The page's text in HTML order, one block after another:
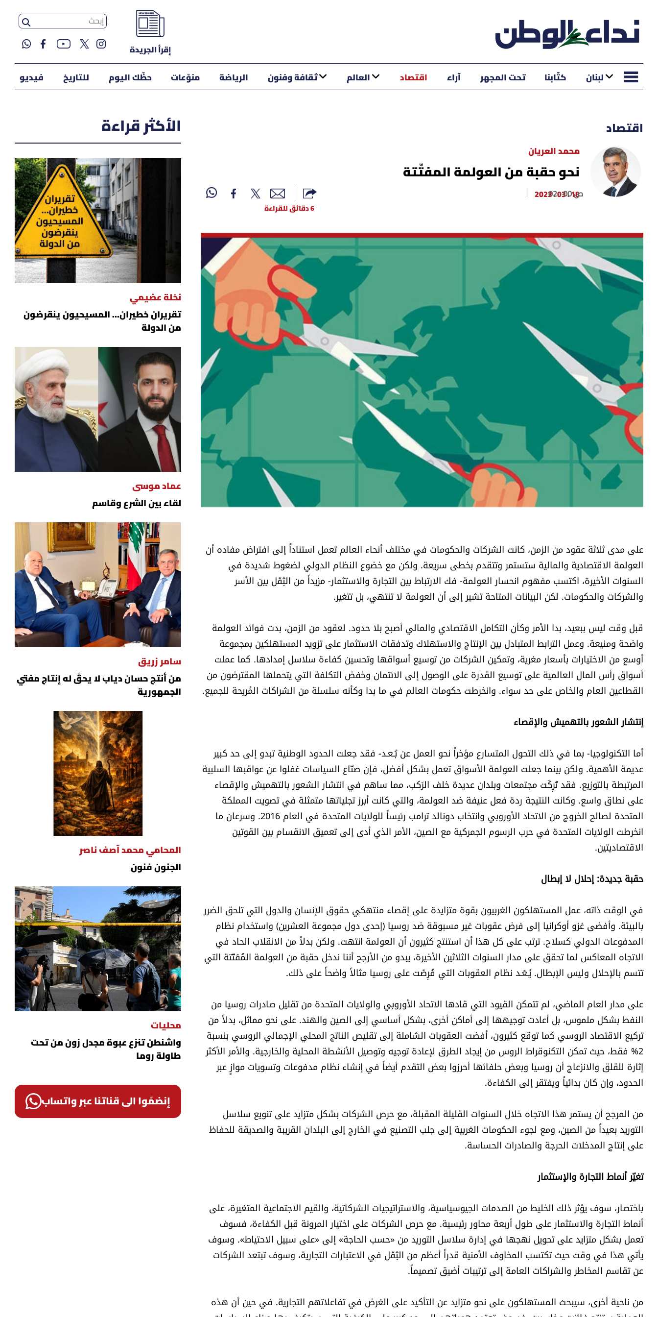
إقرأ الجريدة
لبنان كتّابنا تحت المجهر آراء اقتصاد العالم ثقافة وفنون الرياضة منوّعات حظّك اليوم للتاريخ فيديو
اقتصاد
محمد العريان
نحو حقبة من العولمة المفتّتة
18 . 03 . 2023
02 : 00 ص
6 دقائق للقراءة
على مدى ثلاثة عقود من الزمن، كانت الشركات والحكومات في مختلف أنحاء العالم تعمل استناداً إلى افتراض مفاده أن
العولمة الاقتصادية والمالية ستستمر وتتقدم بخطى سريعة. ولكن مع خضوع النظام الدولي لضغوط شديدة في
السنوات الأخيرة، اكتسب مفهوم انحسار العولمة- فك الارتباط بين التجارة والاستثمار- مزيداً من الثِقَل بين الأسر
والشركات والحكومات. لكن البيانات المتاحة تشير إلى أن العولمة لا تنتهي، بل تتغير.
قبل وقت ليس ببعيد، بدا الأمر وكأن التكامل الاقتصادي والمالي أصبح بلا حدود. لعقود من الزمن، بدت فوائد العولمة
واضحة ومنيعة. وعمل الترابط المتبادل بين الإنتاج والاستهلاك وتدفقات الاستثمار على تزويد المستهلكين بمجموعة
أوسع من الاختيارات بأسعار مغرية، وتمكين الشركات من توسيع أسواقها وتحسين كفاءة سلاسل إمدادها. كما عملت
أسواق رأس المال العالمية على توسيع القدرة على الوصول إلى الائتمان وخفض التكلفة التي يتحملها المقترضون من
القطاعين العام والخاص على حد سواء. وانخرطت حكومات العالم في ما بدا وكأنه سلسلة من الشراكات المُربِحة للجميع.
إنتشار الشعور بالتهميش والإقصاء
أما التكنولوجيا- بما في ذلك التحول المتسارع مؤخراً نحو العمل عن بُـعـد- فقد جعلت الحدود الوطنية تبدو إلى حد كبير
عديمة الأهمية. ولكن بينما جعلت العولمة الأسواق تعمل بشكل أفضل، فإن صنّاع السياسات غفلوا عن عواقبها السلبية
المرتبطة بالتوزيع. فقد تُرِكَت مجتمعات وبلدان عديدة خلف الرَكب، مما ساهم في انتشار الشعور بالتهميش والإقصاء
على نطاق واسع. وكانت النتيجة ردة فعل عنيفة ضد العولمة، والتي كانت أبرز تجلياتها متمثلة في تصويت المملكة
المتحدة لصالح الخروج من الاتحاد الأوروبي وانتخاب دونالد ترامب رئيساً للولايات المتحدة في العام 2016. وسرعان ما
انخرطت الولايات المتحدة في حرب الرسوم الجمركية مع الصين، الأمر الذي أدى إلى تعميق الانقسام بين القوتين
الاقتصاديتين.
حقبة جديدة: إحلال لا إبطال
في الوقت ذاته، عمل المستهلكون الغربيون بقوة متزايدة على إقصاء منتهكي حقوق الإنسان والدول التي تلحق الضرر
بالبيئة. وأفضى غزو أوكرانيا إلى فرض عقوبات غير مسبوقة ضد روسيا (إحدى دول مجموعة العشرين) واستخدام نظام
المدفوعات الدولي كسلاح. ترتب على كل هذا أن استنتج كثيرون أن العولمة انتهت. ولكن بدلاً من الانقلاب الحاد في
الاتجاه المعاكس لما تحقق على مدار السنوات الثلاثين الأخيرة، يبدو من الأرجح أننا ندخل حقبة من العولمة المُفَتَّتة التي
تتسم بالإحلال وليس الإبطال. يُـعَـد نظام العقوبات التي فُرِضَت على روسيا مثالاً واضحاً على ذلك.
على مدار العام الماضي، لم تتمكن القيود التي قادها الاتحاد الأوروبي والولايات المتحدة من تقليل صادرات روسيا من
النفط بشكل ملموس، بل أعادت توجيهها إلى أماكن أخرى، بشكل أساسي إلى الصين والهند. على نحو مماثل، بدلاً من
تركيع الاقتصاد الروسي كما توقع كثيرون، أفضت العقوبات الشاملة إلى تقليص الناتج المحلي الإجمالي الروسي بنسبة
2% فقط، حيث تمكن التكنوقراط الروس من إيجاد الطرق لإعادة توجيه وتوصيل الأنشطة المحلية والخارجية. والأمر الأكثر
إثارة للقلق والانزعاج أن روسيا وبعض حلفائها أحرزوا بعض التقدم أيضاً في إنشاء نظام مدفوعات وتسويات موازٍ عبر
الحدود، وإن كان بدائياً ويفتقر إلى الكفاءة.
من المرجح أن يستمر هذا الاتجاه خلال السنوات القليلة المقبلة، مع حرص الشركات بشكل متزايد على تنويع سلاسل
التوريد بعيداً من الصين، ومع لجوء الحكومات الغربية إلى جلب التصنيع في الخارج إلى البلدان القريبة والصديقة للحفاظ
على إنتاج المدخلات الحرجة والصادرات الحساسة.
تغيّر أنماط التجارة والإستثمار
باختصار، سوف يؤثر ذلك الخليط من الصدمات الجيوسياسية، والاستراتيجيات الشركاتية، والقيم الاجتماعية المتغيرة، على
أنماط التجارة والاستثمار على طول أربعة محاور رئيسية. مع حرص الشركات على اختيار المرونة قبل الكفاءة، فسوف
تعمل بشكل متزايد على تحويل نهجها في إدارة سلاسل التوريد من «حسب الحاجة» إلى «على سبيل الاحتياط». وسوف
يأتي هذا في وقت حيث تكتسب المخاوف الأمنية قدراً أعظم من الثِقَل في الاعتبارات التجارية، وسوف تبتعد الشركات
عن تقاسم المخاطر والشراكات العامة إلى ترتيبات أضيق تصميماً.
من ناحية أخرى، سيبحث المستهلكون على نحو متزايد عن التأكيد على الغرض في تفاعلاتهم التجارية. في حين أن هذه
الأكثر قراءة
نخلة عضيمي
تقريران خطيران… المسيحيون ينقرضون
من الدولة
عماد موسى
لقاء بين الشرع وقاسم
سامر زريق
من أنتج حسان دياب لا يحقّ له إنتاج مفتي
الجمهورية
المحامي محمد آصف ناصر
الجنون فنون
محليات
واشنطن تنزع عبوة مجدل زون من تحت
طاولة روما
إنضمّوا الى قناتنا عبر واتساب